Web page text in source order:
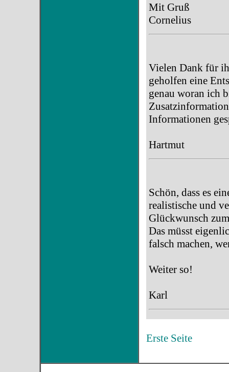
Mit Gruß
Cornelius
Vielen Dank für
geholfen eine
genau woran ich
Informationen
Hartmut
Schön, dass es
realistische und
Glückwunsch
Das müsst
falsch machen,
Weiter so!
Karl
Erste Seite